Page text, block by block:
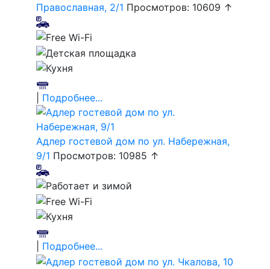
Православная, 2/1 Просмотров: 10609 ↑
Подробнее...
Адлер гостевой дом по ул. Набережная,
9/1 Просмотров: 10985 ↑
Подробнее...